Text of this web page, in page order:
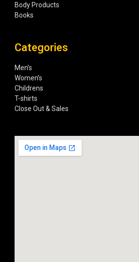
Body Products
Books
Categories
Men’s
Women’s
Childrens
T-shirts
Close Out & Sales